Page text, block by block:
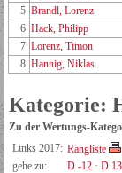
5 Brandl, Lorenz
6 Hack, Philipp
7 Lorenz, Timon
8 Hannig, Niklas
Kategorie:
Zu der Wertungs-
Links 2017: Rangliste
gehe zu:
D -12 · D